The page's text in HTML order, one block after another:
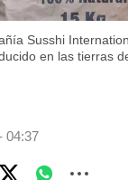
Susshi
en las tierras
04:37